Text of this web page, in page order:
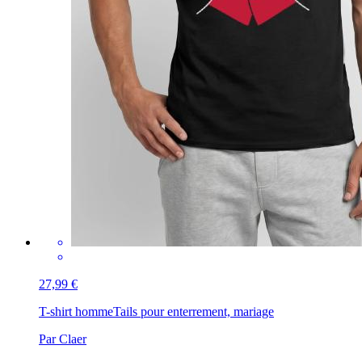
27,99 €
T-shirt hommeTails pour enterrement, mariage
Par Claer